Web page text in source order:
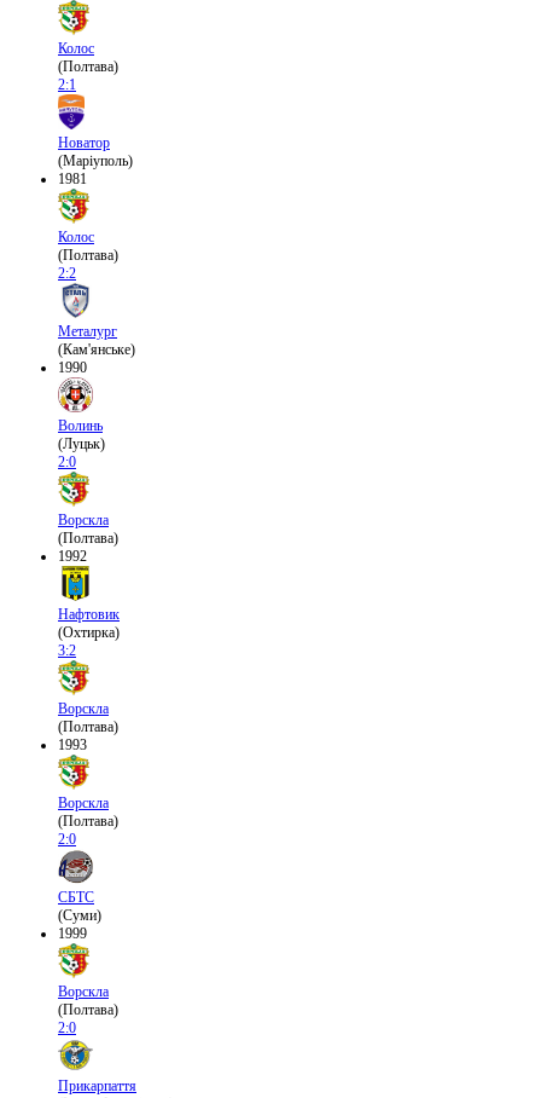
Колос
(Полтава)
2:1
Новатор
(Маріуполь)
1981
Колос
(Полтава)
2:2
Металург
(Кам'янське)
1990
Волинь
(Луцьк)
2:0
Ворскла
(Полтава)
1992
Нафтовик
(Охтирка)
3:2
Ворскла
(Полтава)
1993
Ворскла
(Полтава)
2:0
СБТС
(Суми)
1999
Ворскла
(Полтава)
2:0
Прикарпаття